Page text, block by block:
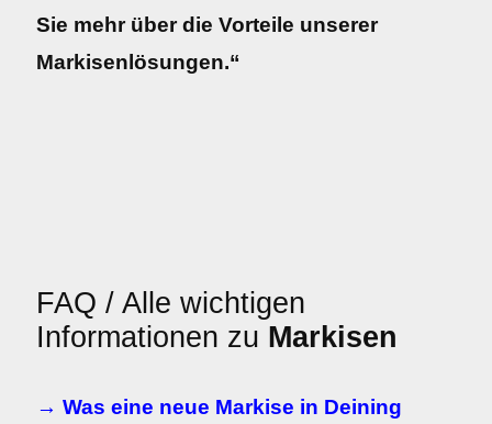
Sie mehr über die Vorteile unserer
Markisenlösungen.“
FAQ / Alle wichtigen
Informationen zu Markisen
→ Was eine neue Markise in Deining